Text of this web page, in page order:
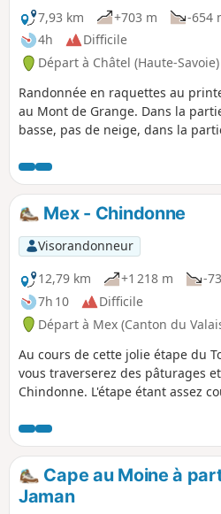
7,93 km
+703 m
-654
4h
Difficile
Départ à Châtel (Haute-Savoie)
Randonnée en raquettes au
au Mont de Grange. Dans la
basse, pas de neige, dans la
Boudimes - les Quebales -
l'Ertre - Très les Pierres
Mex - Chindonne
Visorandonneur
12,79 km
+1 218 m
-
7h 10
Difficile
Départ à Mex (Canton du
Au cours de cette jolie étape du
vous traverserez des pâturages
Chindonne. L'étape étant assez
Vous profiterez alors d'un
et sur la vallée du Rhône.
Cape au Moine à
Jaman